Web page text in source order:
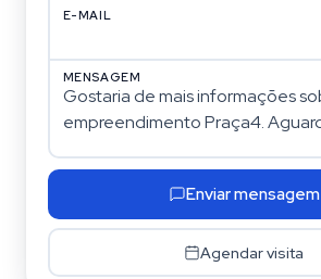
E-MAIL
MENSAGEM
Enviar mensagem
Agendar visita